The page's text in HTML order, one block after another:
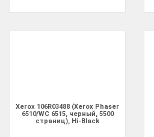
Xerox 106R03488 (Xerox Phaser
6510/WC 6515, черный, 5500
страниц), Hi-Black